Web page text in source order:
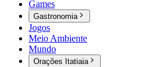
Games
Gastronomia
Jogos
Meio Ambiente
Mundo
Orações Itatiaia